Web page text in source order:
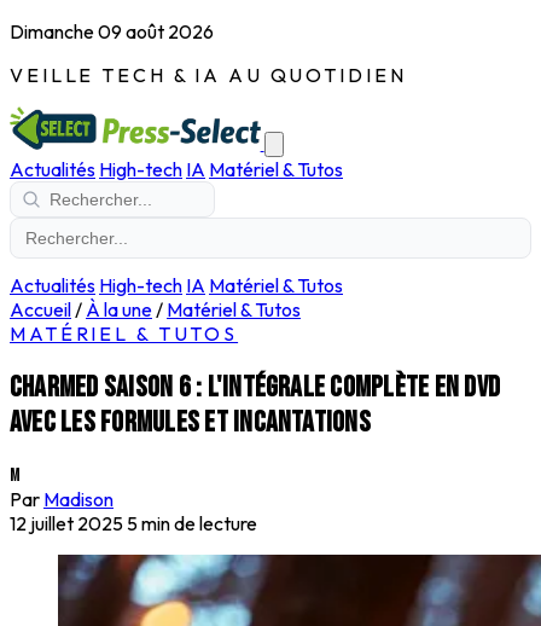
Dimanche 09 août 2026
VEILLE TECH & IA AU QUOTIDIEN
Actualités High-tech IA Matériel & Tutos
Actualités High-tech IA Matériel & Tutos
Accueil/ À la une/ Matériel & Tutos
MATÉRIEL & TUTOS
Charmed saison 6 : l'intégrale complète en DVD
avec les formules et incantations
M
Par Madison
12 juillet 2025 5 min de lecture